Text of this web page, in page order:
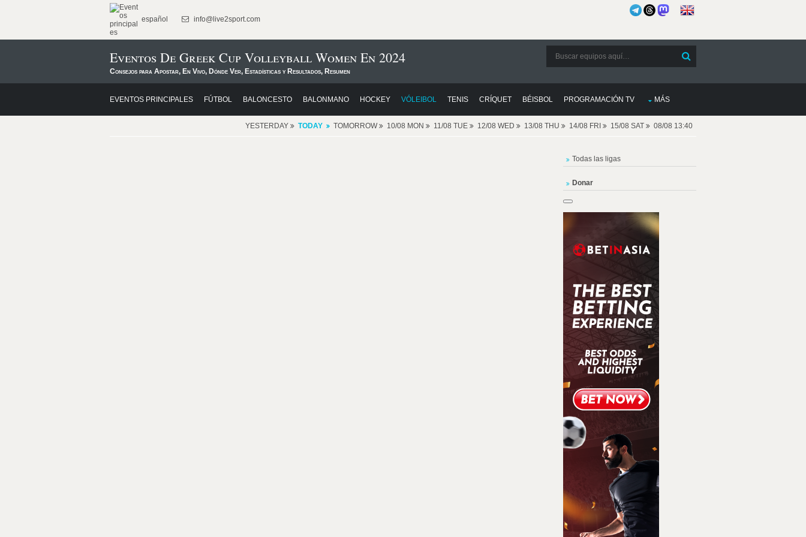
español info@live2sport.com
Eventos De Greek Cup Volleyball Women En 2024
Consejos para Apostar, En Vivo, Dónde Ver, Estadísticas y Resultados, Resumen
EVENTOS PRINCIPALES FÚTBOL BALONCESTO BALONMANO HOCKEY VÓLEIBOL TENIS CRÍQUET BÉISBOL PROGRAMACIÓN TV MÁS
YESTERDAY TODAY TOMORROW 10/08 MON 11/08 TUE 12/08 WED 13/08 THU 14/08 FRI 15/08 SAT 08/08 13:40
Todas las ligas
Donar